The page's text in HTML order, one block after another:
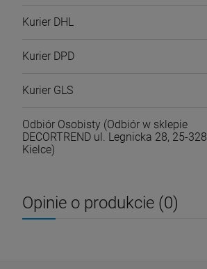
Kurier DHL
Kurier DPD
Kurier GLS
Odbiór Osobisty (Odbiór w sklepie
DECORTREND ul. Legnicka 28, 25-328
Kielce)
Opinie o produkcie (0)